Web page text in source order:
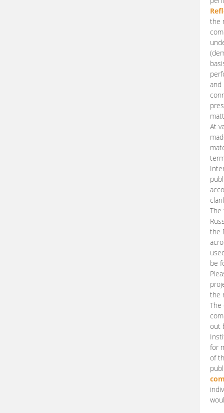
the
and
At
The
the
be
the
The
out
for
of